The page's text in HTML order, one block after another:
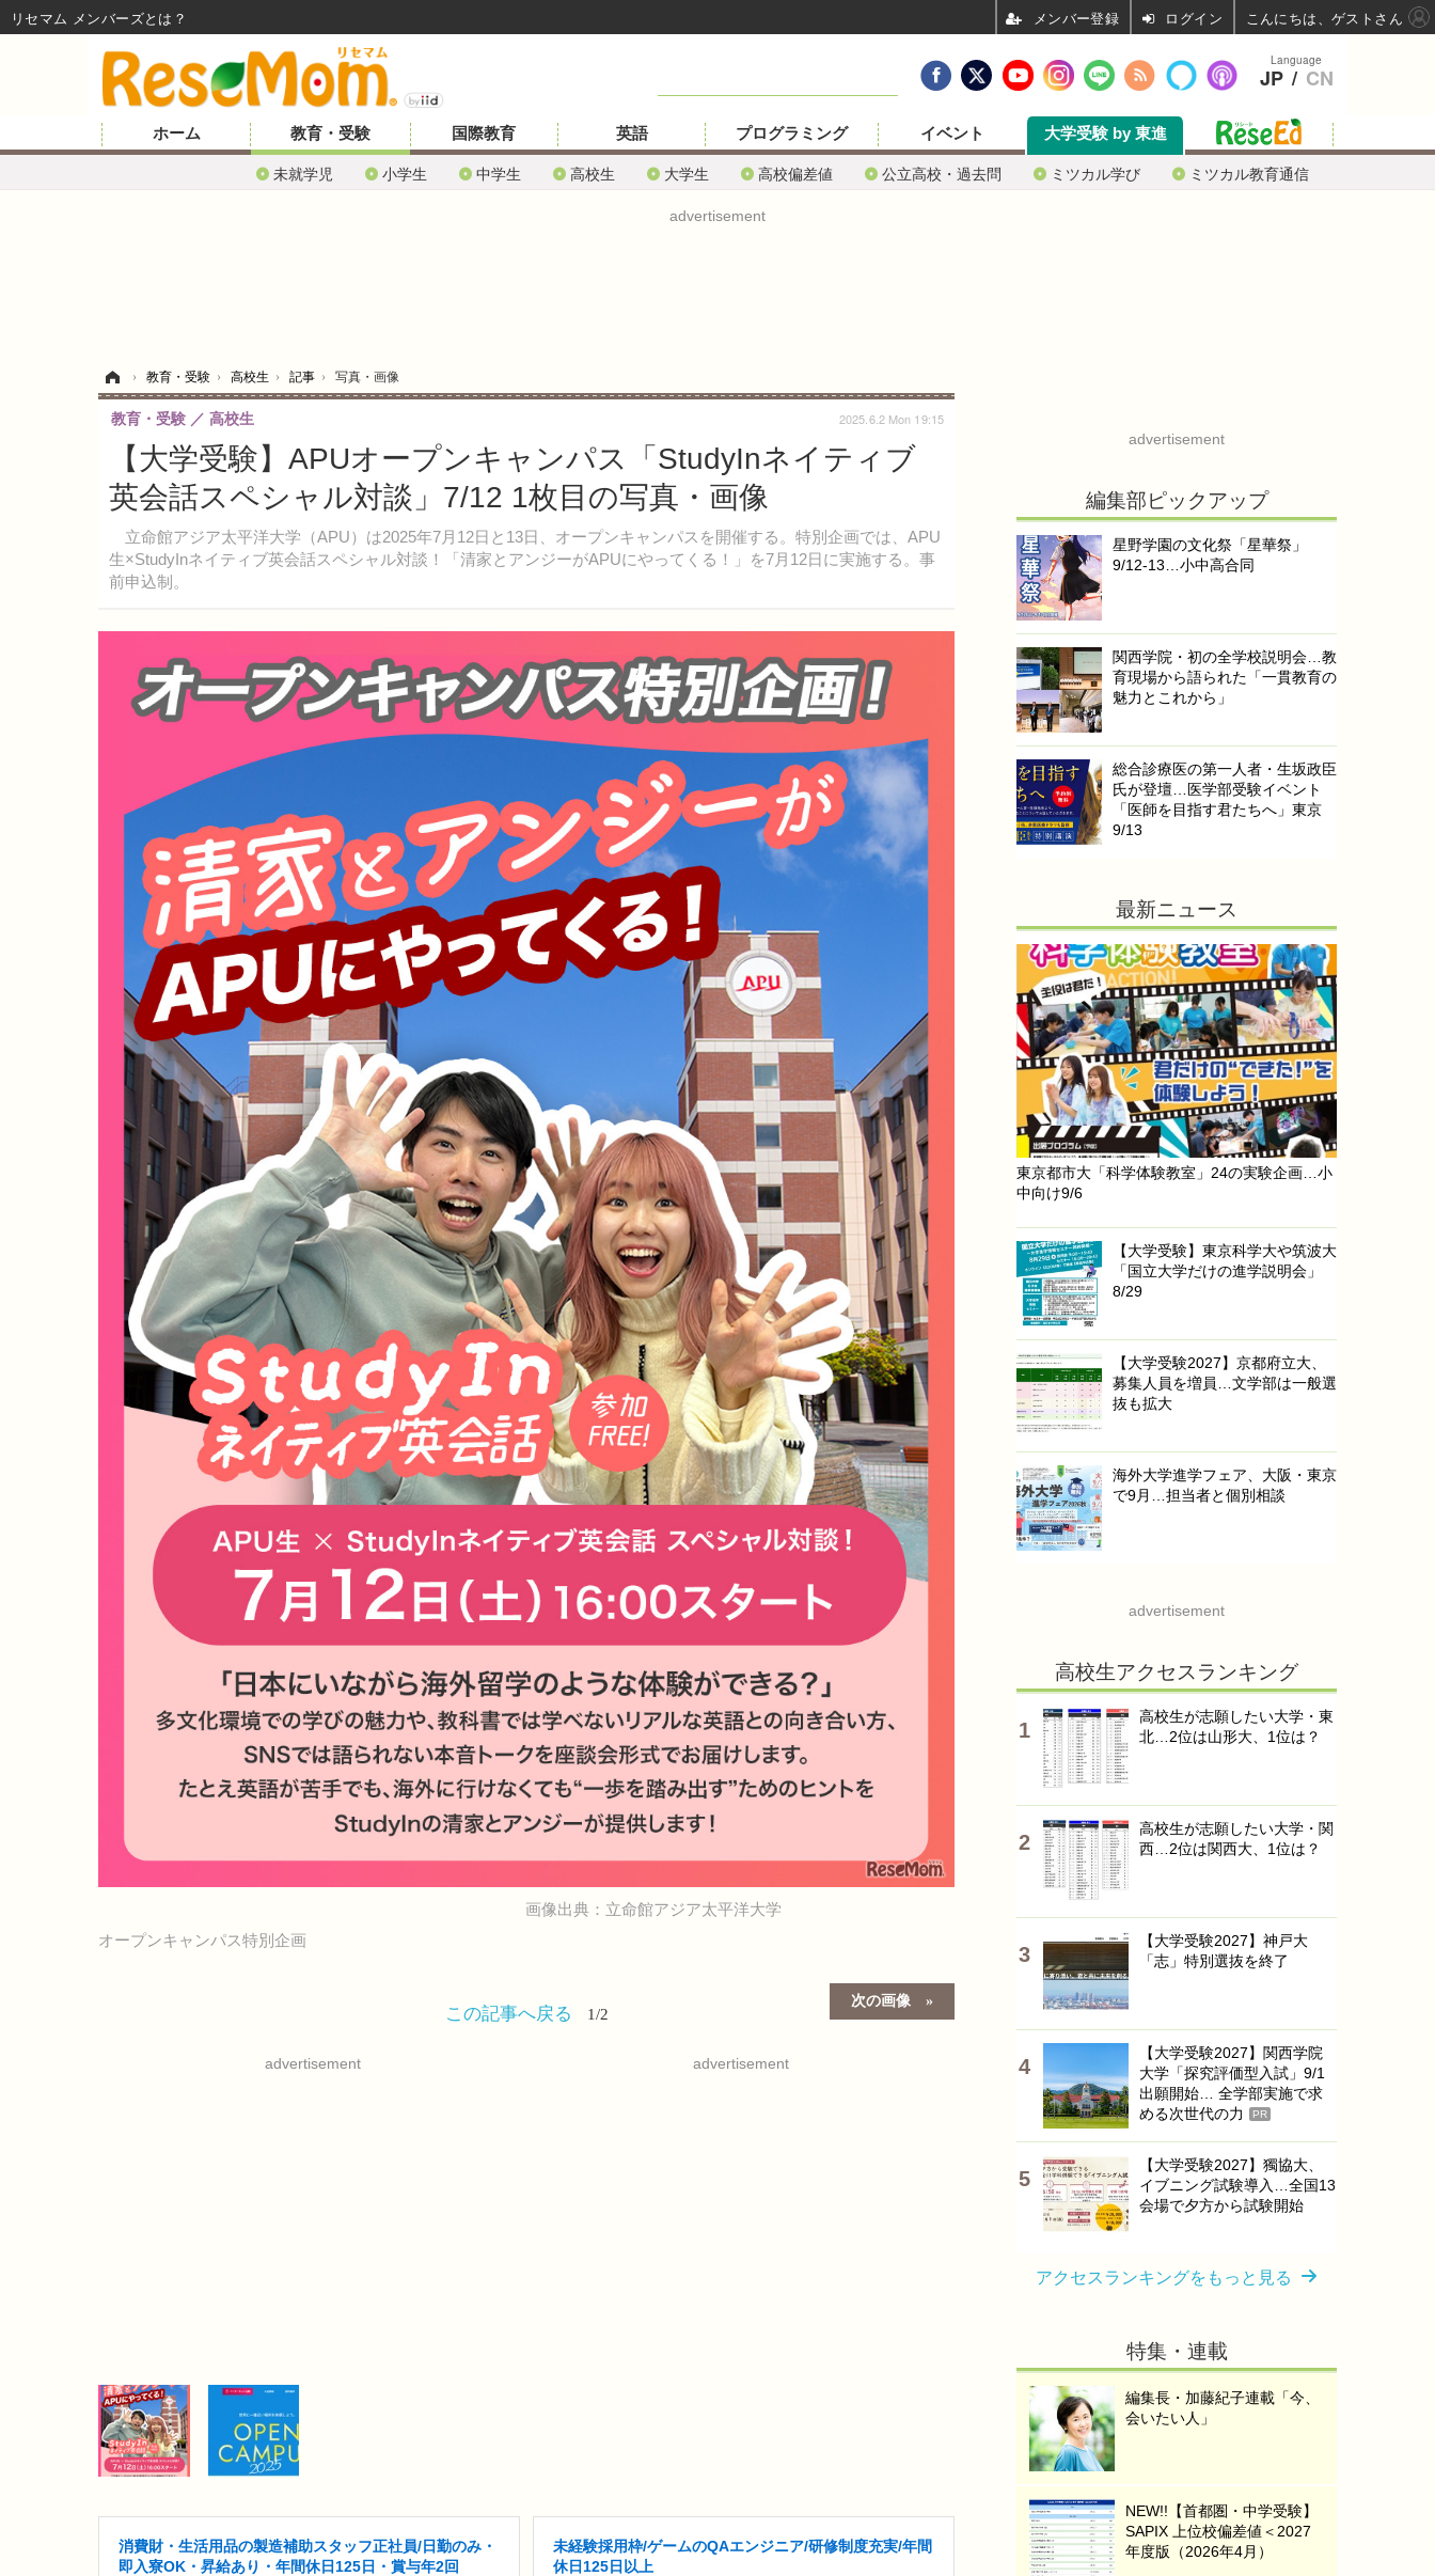
ホーム 教育・受験
未就学児 小学生 中学生 高校生 大学生 高校偏差値 公立高校・過去問 ミツカル学び ミツカル教育通信
国際教育 英語 プログラミング イベント 大学受験 by 東進
advertisement
› 教育・受験 › 高校生 › 記事 › 写真・画像
【大学受験】APUオープンキャンパス「StudyInネイティブ
英会話スペシャル対談」7/12 1枚目の写真・画像
立命館アジア太平洋大学（APU）は2025年7月12日と13日、オープンキャンパスを開催する。特別企画では、APU
生×StudyInネイティブ英会話スペシャル対談！「清家とアンジーがAPUにやってくる！」を7月12日に実施する。事
前申込制。
教育・受験 高校生 2025.6.2 Mon 19:15
画像出典：立命館アジア太平洋大学
オープンキャンパス特別企画
次の画像
この記事へ戻る 1/2
advertisement advertisement
消費財・生活用品の製造補助スタッフ正社員/日勤のみ・
即入寮OK・昇給あり・年間休日125日・賞与年2回
未経験採用枠/ゲームのQAエンジニア/研修制度充実/年間
休日125日以上
advertisement
編集部ピックアップ
星野学園の文化祭「星華祭」
9/12-13…小中高合同
関西学院・初の全学校説明会…教
育現場から語られた「一貫教育の
魅力とこれから」
総合診療医の第一人者・生坂政臣
氏が登壇…医学部受験イベント
「医師を目指す君たちへ」東京
9/13
最新ニュース
東京都市大「科学体験教室」24の実験企画…小
中向け9/6
【大学受験】東京科学大や筑波大
「国立大学だけの進学説明会」
8/29
【大学受験2027】京都府立大、
募集人員を増員…文学部は一般選
抜も拡大
海外大学進学フェア、大阪・東京
で9月…担当者と個別相談
advertisement
高校生アクセスランキング
高校生が志願したい大学・東
北…2位は山形大、1位は？
高校生が志願したい大学・関
西…2位は関西大、1位は？
【大学受験2027】神戸大
「志」特別選抜を終了
【大学受験2027】関西学院
大学「探究評価型入試」9/1
出願開始… 全学部実施で求
める次世代の力
PR
【大学受験2027】獨協大、
イブニング試験導入…全国13
会場で夕方から試験開始
アクセスランキングをもっと見る
特集・連載
編集長・加藤紀子連載「今、
会いたい人」
NEW!!【首都圏・中学受験】
SAPIX 上位校偏差値＜2027
年度版（2026年4月）
Language
JP / CN
リセマム メンバーズ ログイン こんにちは、ゲストさん